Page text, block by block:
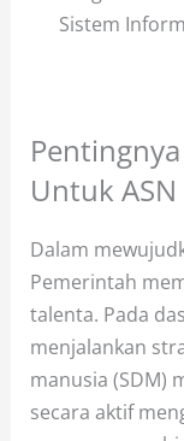
Sistem
Untuk ASN
Dalam
Pemerintah
talenta. Pada
menjalankan
manusia (SDM)
secara aktif